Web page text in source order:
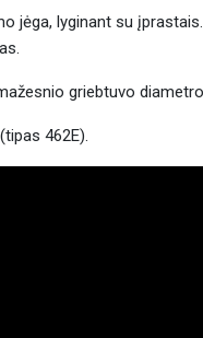
jėga, lyginant su įprastais.
griebtuvo
462E).